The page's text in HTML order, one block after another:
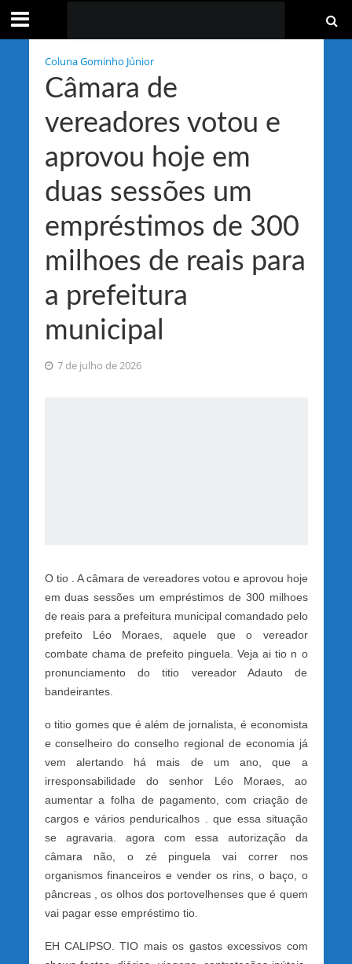
Coluna Gominho Júnior
Câmara de
vereadores votou e
aprovou hoje em
duas sessões um
empréstimos de 300
milhoes de reais para
a prefeitura
municipal
7 de julho de 2026
O tio . A câmara de vereadores votou e aprovou hoje
em duas sessões um empréstimos de 300 milhoes
de reais para a prefeitura municipal comandado pelo
prefeito Léo Moraes, aquele que o vereador
combate chama de prefeito pinguela. Veja ai tio n o
pronunciamento do titio vereador Adauto de
bandeirantes.
o titio gomes que é além de jornalista, é economista
e conselheiro do conselho regional de economia já
vem alertando há mais de um ano, que a
irresponsabilidade do senhor Léo Moraes, ao
aumentar a folha de pagamento, com criação de
cargos e vários penduricalhos . que essa situação
se agravaria. agora com essa autorização da
câmara não, o zé pinguela vai correr nos
organismos financeiros e vender os rins, o baço, o
pâncreas , os olhos dos portovelhenses que é quem
vai pagar esse empréstimo tio.
EH CALIPSO. TIO mais os gastos excessivos com